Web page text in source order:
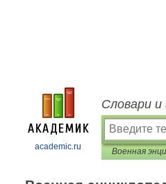
academic.ru
Словари и
Военная